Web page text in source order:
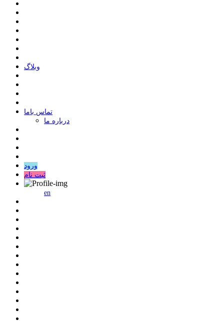
وبلاگ
ﺗﻤﺎﺱ ﺑﺎﻣﺎ
درباره ما
ورود
ثبت نام
en